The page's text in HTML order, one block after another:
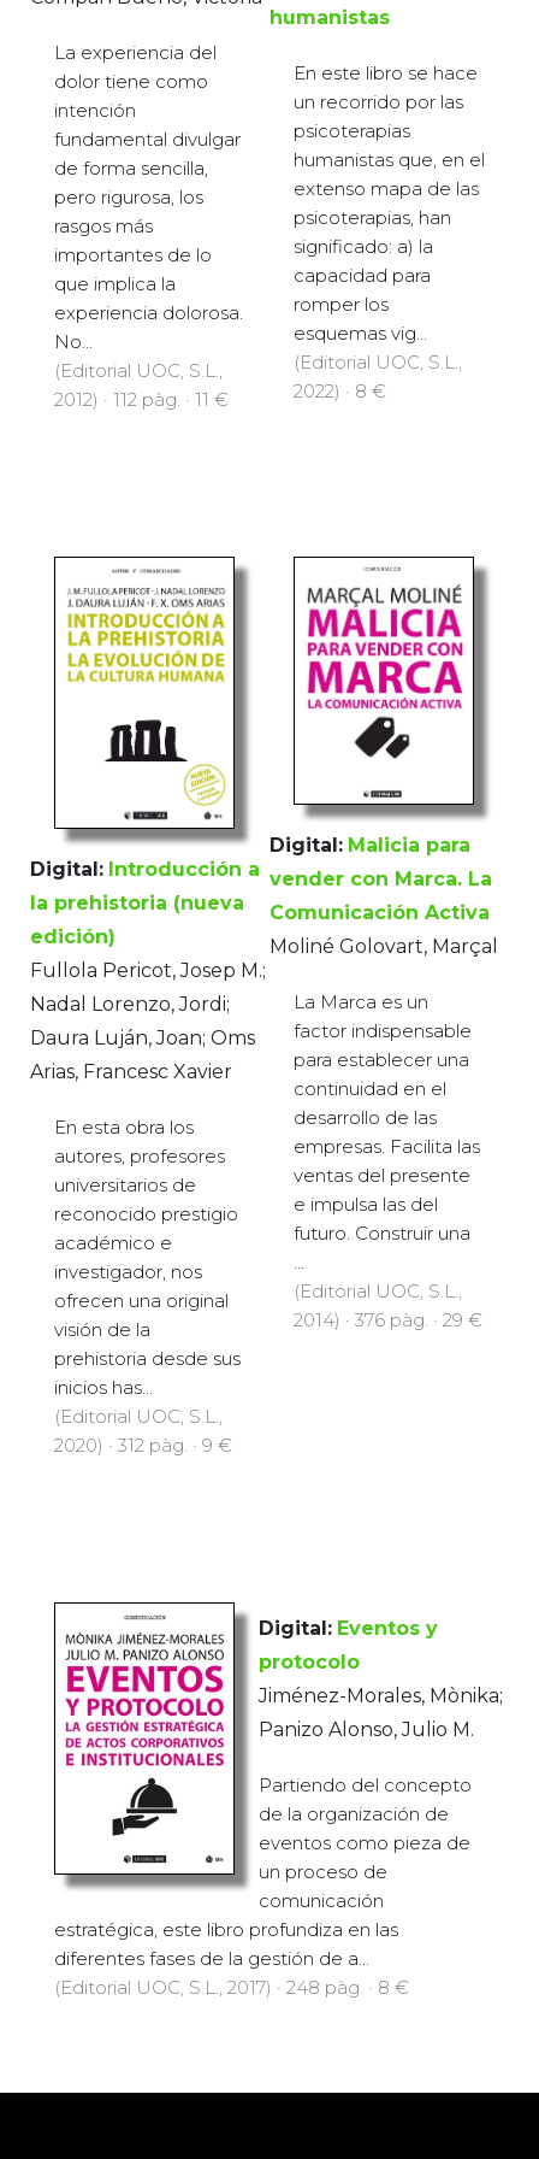
La experiencia del
dolor tiene como
intención
fundamental divulgar
de forma sencilla,
pero rigurosa, los
rasgos más
importantes de lo
que implica la
experiencia dolorosa.
No...
(Editorial UOC, S.L.,
2012) · 112 pàg. · 11 €
humanistas
En este libro se hace
un recorrido por las
psicoterapias
humanistas que, en el
extenso mapa de las
psicoterapias, han
significado: a) la
capacidad para
romper los
esquemas vig...
(Editorial UOC, S.L.,
2022) · 8 €
Digital: Introducción a
la prehistoria (nueva
edición)
Fullola Pericot, Josep M.;
Nadal Lorenzo, Jordi;
Daura Luján, Joan; Oms
Arias, Francesc Xavier
En esta obra los
autores, profesores
universitarios de
reconocido prestigio
académico e
investigador, nos
ofrecen una original
visión de la
prehistoria desde sus
inicios has...
(Editorial UOC, S.L.,
2020) · 312 pàg. · 9 €
Digital: Malicia para
vender con Marca. La
Comunicación Activa
Moliné Golovart, Marçal
La Marca es un
factor indispensable
para establecer una
continuidad en el
desarrollo de las
empresas. Facilita las
ventas del presente
e impulsa las del
futuro. Construir una
...
(Editorial UOC, S.L.,
2014) · 376 pàg. · 29 €
Digital: Eventos y
protocolo
Jiménez-Morales, Mònika;
Panizo Alonso, Julio M.
Partiendo del concepto
de la organización de
eventos como pieza de
un proceso de
comunicación
estratégica, este libro profundiza en las
diferentes fases de la gestión de a...
(Editorial UOC, S.L., 2017) · 248 pàg. · 8 €